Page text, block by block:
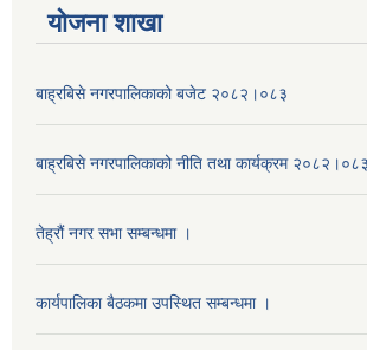
याेजना शाखा
बाह्रबिसे नगरपालिकाको बजेट २०८२।०८३
बाह्रबिसे नगरपालिकाको नीति तथा कार्यक्रम २०८२।०८३
तेह्रौं नगर सभा सम्बन्धमा ।
कार्यपालिका बैठकमा उपस्थित सम्बन्धमा ।